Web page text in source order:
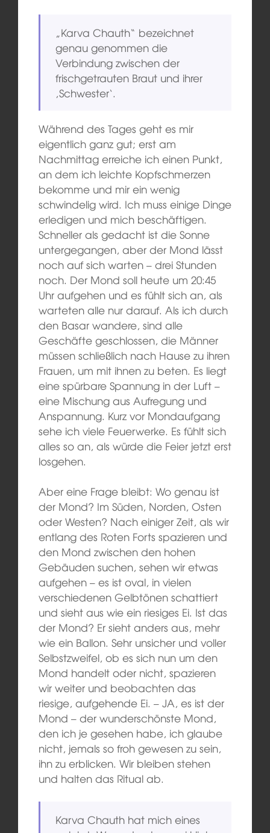
„Karva Chauth“ bezeichnet
genau genommen die
Verbindung zwischen der
frischgetrauten Braut und ihrer
‚Schwester‘.
Während des Tages geht es mir
eigentlich ganz gut; erst am
Nachmittag erreiche ich einen Punkt,
an dem ich leichte Kopfschmerzen
bekomme und mir ein wenig
schwindelig wird. Ich muss einige Dinge
erledigen und mich beschäftigen.
Schneller als gedacht ist die Sonne
untergegangen, aber der Mond lässt
noch auf sich warten – drei Stunden
noch. Der Mond soll heute um 20:45
Uhr aufgehen und es fühlt sich an, als
warteten alle nur darauf. Als ich durch
den Basar wandere, sind alle
Geschäfte geschlossen, die Männer
müssen schließlich nach Hause zu ihren
Frauen, um mit ihnen zu beten. Es liegt
eine spürbare Spannung in der Luft –
eine Mischung aus Aufregung und
Anspannung. Kurz vor Mondaufgang
sehe ich viele Feuerwerke. Es fühlt sich
alles so an, als würde die Feier jetzt erst
losgehen.
Aber eine Frage bleibt: Wo genau ist
der Mond? Im Süden, Norden, Osten
oder Westen? Nach einiger Zeit, als wir
entlang des Roten Forts spazieren und
den Mond zwischen den hohen
Gebäuden suchen, sehen wir etwas
aufgehen – es ist oval, in vielen
verschiedenen Gelbtönen schattiert
und sieht aus wie ein riesiges Ei. Ist das
der Mond? Er sieht anders aus, mehr
wie ein Ballon. Sehr unsicher und voller
Selbstzweifel, ob es sich nun um den
Mond handelt oder nicht, spazieren
wir weiter und beobachten das
riesige, aufgehende Ei. – JA, es ist der
Mond – der wunderschönste Mond,
den ich je gesehen habe, ich glaube
nicht, jemals so froh gewesen zu sein,
ihn zu erblicken. Wir bleiben stehen
und halten das Ritual ab.
Karva Chauth hat mich eines